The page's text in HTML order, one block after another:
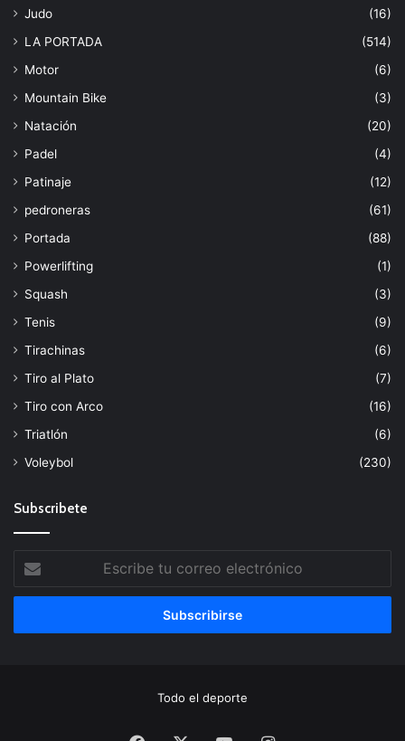
Judo
(16)
LA PORTADA
(514)
Motor
(6)
Mountain Bike
(3)
Natación
(20)
Padel
(4)
Patinaje
(12)
pedroneras
(61)
Portada
(88)
Powerlifting
(1)
Squash
(3)
Tenis
(9)
Tirachinas
(6)
Tiro al Plato
(7)
Tiro con Arco
(16)
Triatlón
(6)
Voleybol
(230)
Subscribete
tu
correo
Todo el deporte